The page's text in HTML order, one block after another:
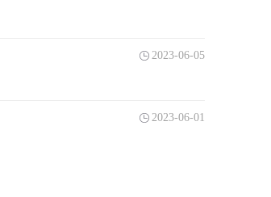
2023-06-05
2023-06-01